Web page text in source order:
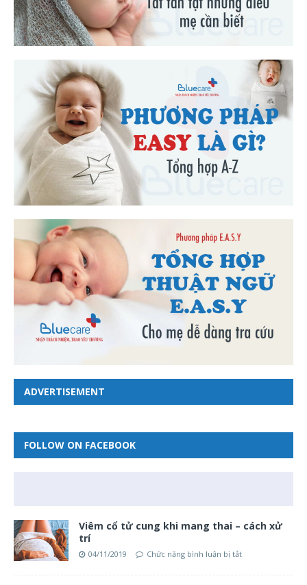
ADVERTISEMENT
FOLLOW ON FACEBOOK
Viêm cổ tử cung khi mang thai – cách xử
trí
04/11/2019 Chức năng bình luận bị tắt